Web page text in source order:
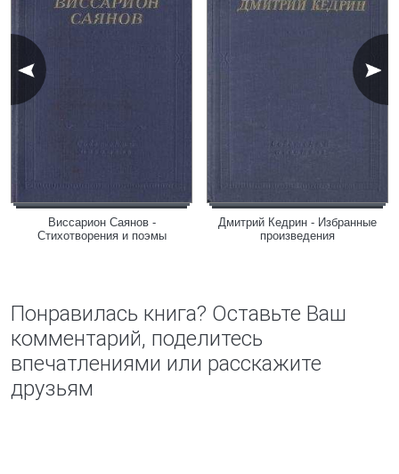
Виссарион Саянов -
Стихотворения и поэмы
Дмитрий Кедрин - Избранные
произведения
Понравилась книга? Оставьте Ваш
комментарий, поделитесь
впечатлениями или расскажите
друзьям